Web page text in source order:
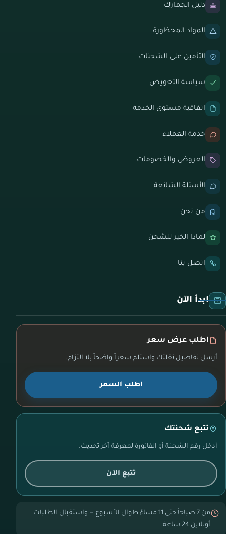
دليل الجمارك
المواد المحظورة
التأمين على الشحنات
سياسة التعويض
اتفاقية مستوى الخدمة
خدمة العملاء
العروض والخصومات
الأسئلة الشائعة
من نحن
لماذا الخير للشحن
اتصل بنا
ابدأ الآن
اطلب عرض سعر
أرسل تفاصيل نقلتك واستلم سعراً واضحاً بلا التزام.
اطلب السعر
تتبع شحنتك
أدخل رقم الشحنة أو الفاتورة لمعرفة آخر تحديث.
تتبع الآن
من 7 صباحاً حتى 11 مساءً طوال الأسبوع — واستقبال الطلبات
أونلاين 24 ساعة